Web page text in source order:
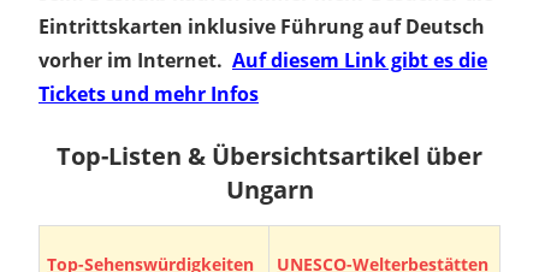
Eintrittskarten inklusive Führung auf Deutsch
vorher im Internet. Auf diesem Link gibt es die
Tickets und mehr Infos
Top-Listen & Übersichtsartikel über
Ungarn
Top-Sehenswürdigkeiten
UNESCO-Welterbestätten